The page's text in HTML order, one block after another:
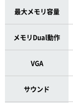
最大メモリ容量
メモリDual動作
VGA
サウンド